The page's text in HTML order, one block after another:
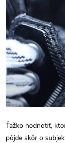
Ťažko hodnotiť,
pôjde skôr o